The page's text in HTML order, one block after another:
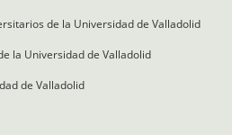
de la Universidad de Valladolid
la Universidad de Valladolid
de Valladolid